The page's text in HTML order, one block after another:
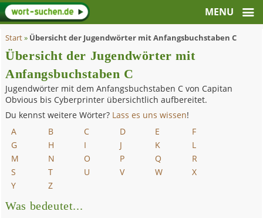
Start» Übersicht der Jugendwörter mit Anfangsbuchstaben C
Übersicht der Jugendwörter mit
Anfangsbuchstaben C
Jugendwörter mit dem Anfangsbuchstaben C von Capitan
Obvious bis Cyberprinter übersichtlich aufbereitet.
Du kennst weitere Wörter? Lass es uns wissen!
A
B C D E
F
G
H I J K
L
M
N O P Q
R
S
T U V W
X
Y
Z
Was bedeutet...